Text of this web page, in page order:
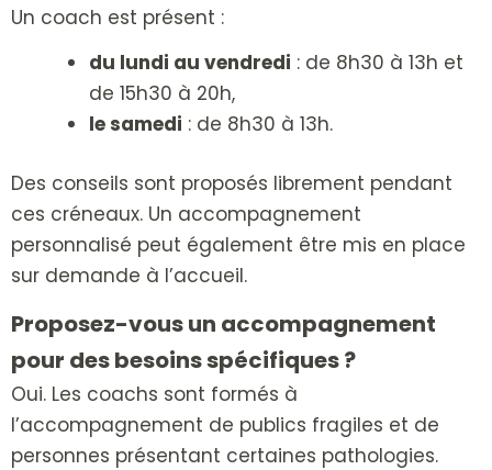
Un coach est présent :
du lundi au vendredi : de 8h30 à 13h et
de 15h30 à 20h,
le samedi : de 8h30 à 13h.
Des conseils sont proposés librement pendant
ces créneaux. Un accompagnement
personnalisé peut également être mis en place
sur demande à l’accueil.
Proposez-vous un accompagnement
pour des besoins spécifiques ?
Oui. Les coachs sont formés à
l’accompagnement de publics fragiles et de
personnes présentant certaines pathologies.